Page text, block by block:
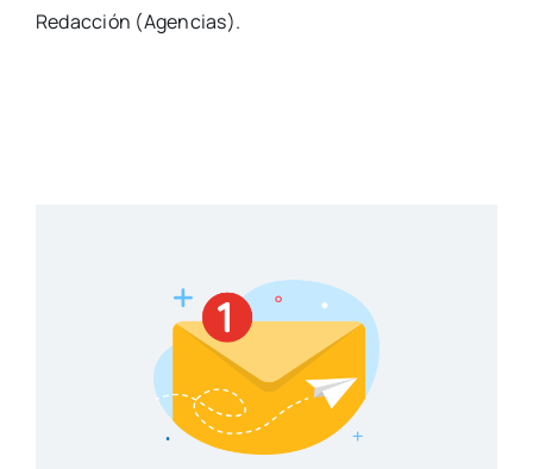
Redacción (Agencias).